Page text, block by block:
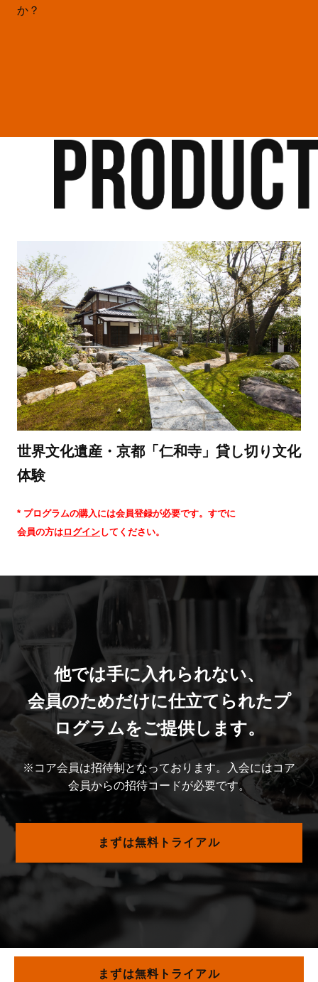
か？
世界文化遺産・京都「仁和寺」貸し切り文化
体験
* プログラムの購入には会員登録が必要です。すでに
会員の方はログインしてください。
他では手に入れられない、
会員のためだけに仕立てられたプ
ログラムをご提供します。
※コア会員は招待制となっております。入会にはコア
会員からの招待コードが必要です。
まずは無料トライアル
まずは無料トライアル